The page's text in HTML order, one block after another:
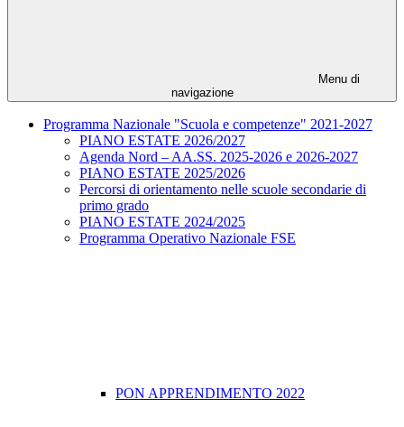
Menu di
navigazione
Programma Nazionale "Scuola e competenze" 2021-2027
PIANO ESTATE 2026/2027
Agenda Nord – AA.SS. 2025-2026 e 2026-2027
PIANO ESTATE 2025/2026
Percorsi di orientamento nelle scuole secondarie di
primo grado
PIANO ESTATE 2024/2025
Programma Operativo Nazionale FSE
PON APPRENDIMENTO 2022